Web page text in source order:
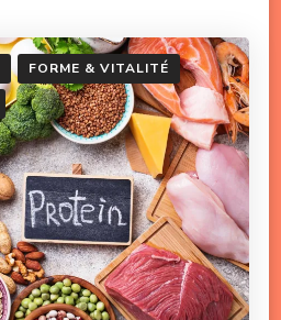
FORME & VITALITÉ